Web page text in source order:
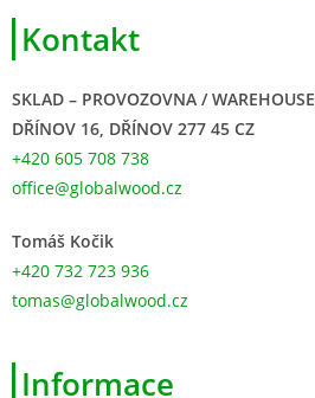
Kontakt
SKLAD – PROVOZOVNA / WAREHOUSE
DŘÍNOV 16, DŘÍNOV 277 45 CZ
+420 605 708 738
office@globalwood.cz
Tomáš Kočik
+420 732 723 936
tomas@globalwood.cz
Informace